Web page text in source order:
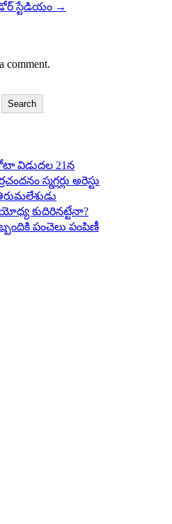
స్టేడియం →
comment.
Search
విడుదల 21న
స్మగ్లర్లు అరెస్టు
కుదిరినట్టేనా?
పంచెలు పంపిణీ